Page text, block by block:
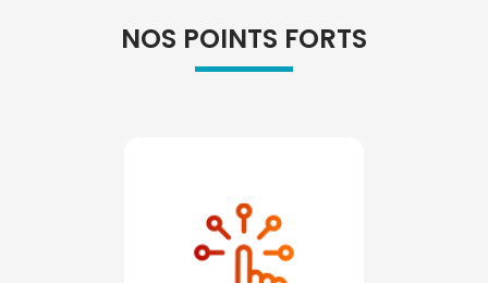
NOS POINTS FORTS